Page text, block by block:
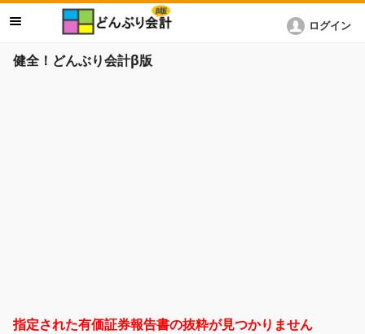
健全！どんぶり会計β版
ログイン
指定された有価証券報告書の抜粋が見つかりません